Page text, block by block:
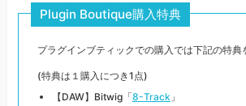
Plugin Boutique購入特典
プラグインブティックでの購入では下記の特典
(特典は１購入につき1点)
【DAW】Bitwig「8-Track 」